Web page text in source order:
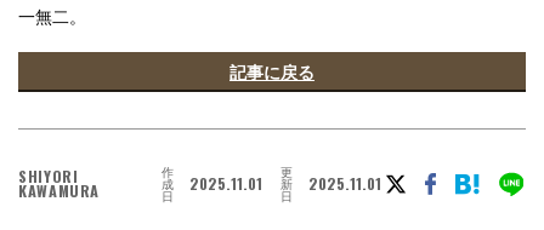
一無二。
記事に戻る
SHIYORI
KAWAMURA
作
成
日
2025.11.01 更
新
日
2025.11.01